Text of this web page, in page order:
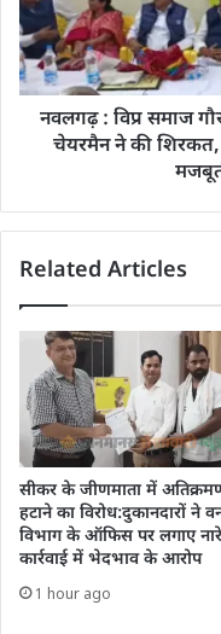
नवलगढ़ : विप्र समाज
चेयरमैन ने की
Related Articles
सीकर के जीणमाता में
हटाने का विरोध:दुकानदारों ने
विभाग के ऑफिस पर लगाए
कार्रवाई में भेदभाव के आरोप
1 hour ago